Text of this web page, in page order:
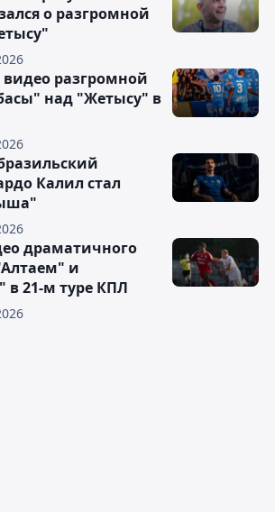
о разгромной
разгромной
над "Жетысу" в
Калил стал
драматичного
и
21-м туре КПЛ